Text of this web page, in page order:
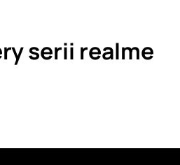
serii realme